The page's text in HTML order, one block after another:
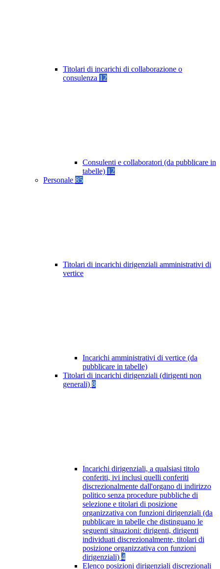
Titolari di incarichi di collaborazione o
consulenza 12
Consulenti e collaboratori (da pubblicare in
tabelle) 12
Personale 85
Titolari di incarichi dirigenziali amministrativi di
vertice
Incarichi amministrativi di vertice (da
pubblicare in tabelle)
Titolari di incarichi dirigenziali (dirigenti non
generali) 8
Incarichi dirigenziali, a qualsiasi titolo
conferiti, ivi inclusi quelli conferiti
discrezionalmente dall'organo di indirizzo
politico senza procedure pubbliche di
selezione e titolari di posizione
organizzativa con funzioni dirigenziali (da
pubblicare in tabelle che distinguano le
seguenti situazioni: dirigenti, dirigenti
individuati discrezionalmente, titolari di
posizione organizzativa con funzioni
dirigenziali) 4
Elenco posizioni dirigenziali discrezionali